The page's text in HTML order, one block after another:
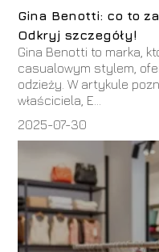
Gina Benotti: co to
Odkryj szczegóły!
Gina Benotti to marka,
casualowym stylem,
odzieży. W artykule
właściciela, E...
2025-07-30